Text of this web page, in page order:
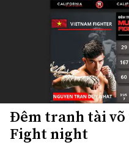
Đêm tranh tài
Fight night